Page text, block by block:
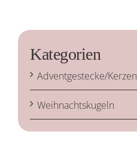
Kategorien
Adventgestecke/Kerzen
Weihnachtskugeln